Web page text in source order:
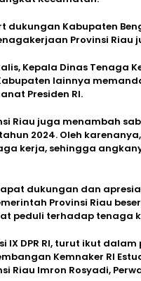
dukungan Kabupaten
Provinsi Riau
Kepala Dinas Tenaga
lainnya
Presiden RI.
Riau juga menambah
2024. Oleh
kerja, sehingga
dukungan dan
Provinsi Riau
peduli terhadap tenaga
IX DPR RI, turut ikut
Kemnaker RI
Riau Imron Rosyadi,